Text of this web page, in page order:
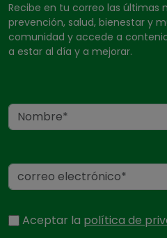
Recibe en tu correo las últimas
prevención, salud, bienestar y
comunidad y accede a
a estar al día y a mejorar.
Nombre
Correo electrónico
Aceptar la política de